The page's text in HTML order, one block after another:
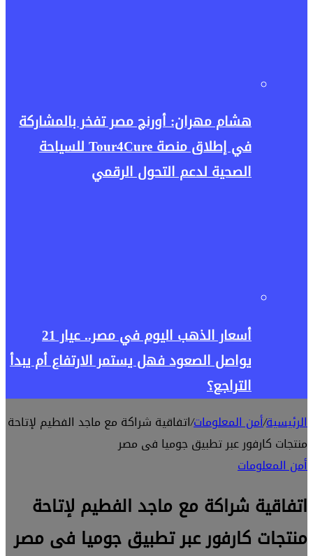
هشام مهران: أورنچ مصر تفخر بالمشاركة
في إطلاق منصة Tour4Cure للسياحة
الصحية لدعم التحول الرقمي
أسعار الذهب اليوم في مصر.. عيار 21
يواصل الصعود فهل يستمر الارتفاع أم يبدأ
التراجع؟
الرئيسية/أمن المعلومات/اتفاقية شراكة مع ماجد الفطيم لإتاحة
منتجات كارفور عبر تطبيق جوميا فى مصر
أمن المعلومات
اتفاقية شراكة مع ماجد الفطيم لإتاحة
منتجات كارفور عبر تطبيق جوميا فى مصر